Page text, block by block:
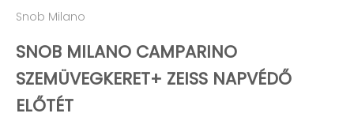
Snob Milano
SNOB MILANO CAMPARINO
SZEMÜVEGKERET+ ZEISS NAPVÉDŐ
ELŐTÉT